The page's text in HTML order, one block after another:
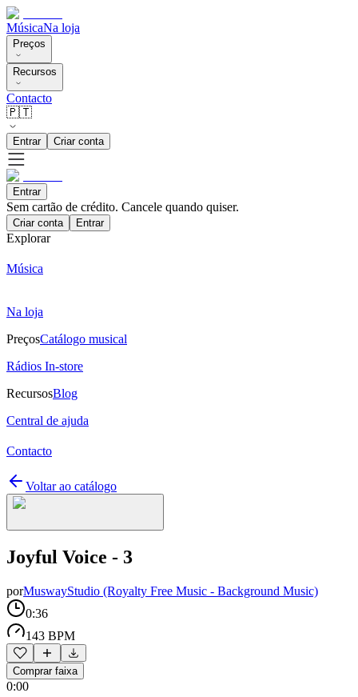
MúsicaNa loja
Preços
Recursos
Contacto
🇵🇹
Entrar Criar conta
Entrar
Sem cartão de crédito. Cancele quando quiser.
Criar conta Entrar
Explorar
Música
Na loja
PreçosCatálogo musical
Rádios In-store
RecursosBlog
Central de ajuda
Contacto
Voltar ao catálogo
Joyful Voice - 3
porMuswayStudio (Royalty Free Music - Background Music)
0:36
143 BPM
Comprar faixa
0:00